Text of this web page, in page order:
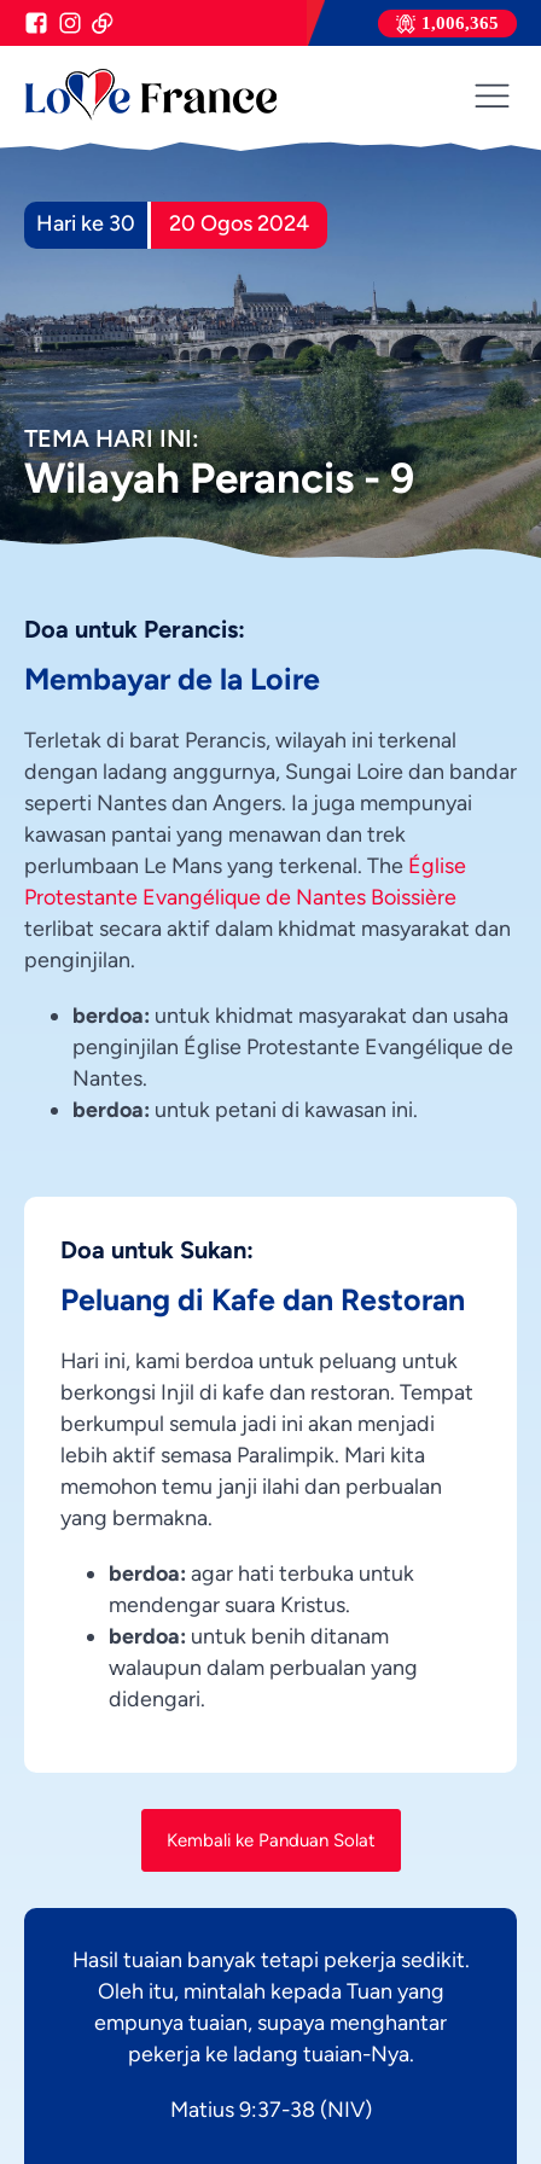
1,006,365
Hari ke 30 20 Ogos 2024
TEMA HARI INI:
Wilayah Perancis - 9
Doa untuk Perancis:
Membayar de la Loire
Terletak di barat Perancis, wilayah ini terkenal
dengan ladang anggurnya, Sungai Loire dan bandar
seperti Nantes dan Angers. Ia juga mempunyai
kawasan pantai yang menawan dan trek
perlumbaan Le Mans yang terkenal. The Église
Protestante Evangélique de Nantes Boissière
terlibat secara aktif dalam khidmat masyarakat dan
penginjilan.
berdoa: untuk khidmat masyarakat dan usaha
penginjilan Église Protestante Evangélique de
Nantes.
berdoa: untuk petani di kawasan ini.
Doa untuk Sukan:
Peluang di Kafe dan Restoran
Hari ini, kami berdoa untuk peluang untuk
berkongsi Injil di kafe dan restoran. Tempat
berkumpul semula jadi ini akan menjadi
lebih aktif semasa Paralimpik. Mari kita
memohon temu janji ilahi dan perbualan
yang bermakna.
berdoa: agar hati terbuka untuk
mendengar suara Kristus.
berdoa: untuk benih ditanam
walaupun dalam perbualan yang
didengari.
Kembali ke Panduan Solat
Hasil tuaian banyak tetapi pekerja sedikit.
Oleh itu, mintalah kepada Tuan yang
empunya tuaian, supaya menghantar
pekerja ke ladang tuaian-Nya.
Matius 9:37-38 (NIV)